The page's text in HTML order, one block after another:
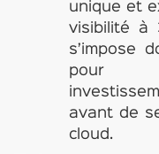
unique et
visibilité à
s’impose
pour
avant de
cloud.